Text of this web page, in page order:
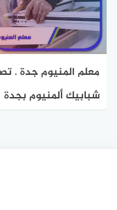
معلم المنيوم جدة .
شبابيك ألمنيوم بجدة